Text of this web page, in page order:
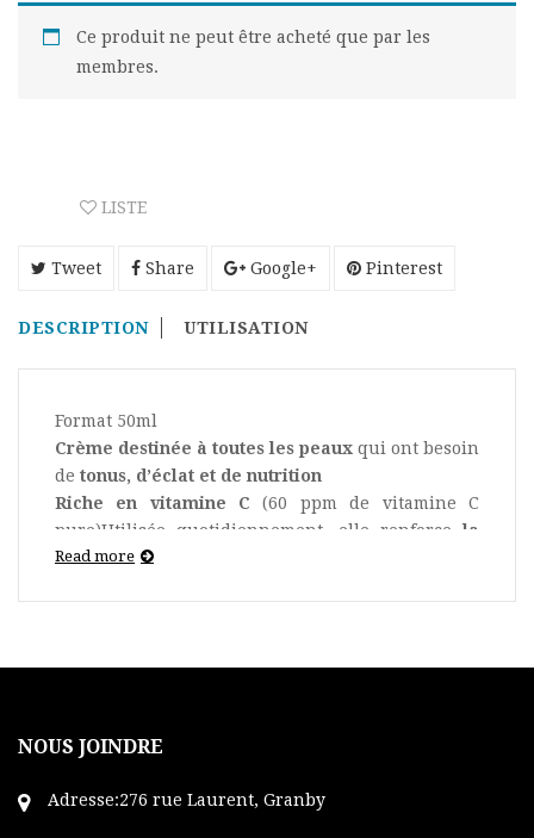
adoucissantes et cicatrisantes, réduction des rougeurs,
protection et maintien de la tonicité de la peau
Ce produit ne peut être acheté que par les
membres.
LISTE
Tweet Share Google+ Pinterest
DESCRIPTION UTILISATION
Format 50ml
Crème destinée à toutes les peaux qui ont besoin
de tonus, d’éclat et de nutrition
Riche en vitamine C (60 ppm de vitamine C
pure)Utilisée quotidiennement, elle renforcela
résistance de la peau
Texture souple et légère
Read more
NOUS JOINDRE
Adresse:276 rue Laurent, Granby